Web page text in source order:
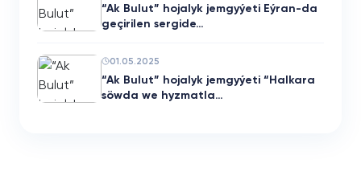
“Ak Bulut” hojalyk jemgyýeti Eýran-da
geçirilen sergide…
01.05.2025
“Ak Bulut” hojalyk jemgyýeti “Halkara
söwda we hyzmatla…